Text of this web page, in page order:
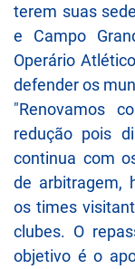
terem suas
e Campo
Operário
defender os
"Renovamos
redução pois
continua com
de arbitragem,
os times
clubes. O
objetivo é o